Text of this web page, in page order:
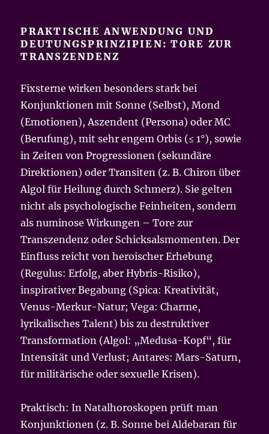
PRAKTISCHE ANWENDUNG UND
DEUTUNGSPRINZIPIEN: TORE ZUR
TRANSZENDENZ
Fixsterne wirken besonders stark bei
Konjunktionen mit Sonne (Selbst), Mond
(Emotionen), Aszendent (Persona) oder MC
(Berufung), mit sehr engem Orbis (≤ 1°), sowie
in Zeiten von Progressionen (sekundäre
Direktionen) oder Transiten (z. B. Chiron über
Algol für Heilung durch Schmerz). Sie gelten
nicht als psychologische Feinheiten, sondern
als numinose Wirkungen – Tore zur
Transzendenz oder Schicksalsmomenten. Der
Einfluss reicht von heroischer Erhebung
(Regulus: Erfolg, aber Hybris-Risiko),
inspirativer Begabung (Spica: Kreativität,
Venus-Merkur-Natur; Vega: Charme,
lyrikalisches Talent) bis zu destruktiver
Transformation (Algol: „Medusa-Kopf“, für
Intensität und Verlust; Antares: Mars-Saturn,
für militärische oder sexuelle Krisen).
Praktisch: In Natalhoroskopen prüft man
Konjunktionen (z. B. Sonne bei Aldebaran für